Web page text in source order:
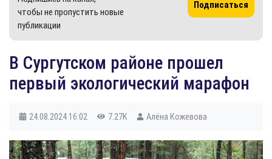
чтобы не пропустить новые
публикации
Подписаться
В Сургутском районе прошел
первый экологический марафон
24.08.2024 16:02 7.27K Алёна Кожевова